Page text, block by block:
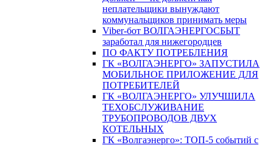
неплательщики вынуждают
коммунальщиков принимать меры
Viber-бот ВОЛГАЭНЕРГОСБЫТ
заработал для нижегородцев
ПО ФАКТУ ПОТРЕБЛЕНИЯ
ГК «ВОЛГАЭНЕРГО» ЗАПУСТИЛА
МОБИЛЬНОЕ ПРИЛОЖЕНИЕ ДЛЯ
ПОТРЕБИТЕЛЕЙ
ГК «ВОЛГАЭНЕРГО» УЛУЧШИЛА
ТЕХОБСЛУЖИВАНИЕ
ТРУБОПРОВОДОВ ДВУХ
КОТЕЛЬНЫХ
ГК «Волгаэнерго»: ТОП-5 событий с